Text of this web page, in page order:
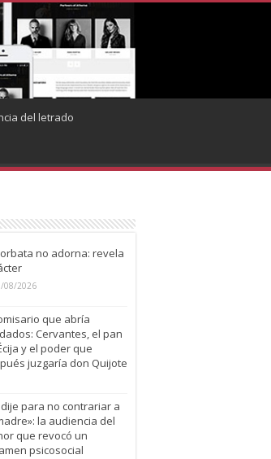
del letrado
no adorna: revela
08/2026
que abría
Cervantes, el pan
y el poder que
juzgaría don Quijote
dije para no contrariar a
la audiencia del
que revocó un
psicosocial